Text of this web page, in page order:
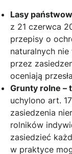
Lasy
z 21 czerwca
przepisy o
naturalnych
przez
oceniają
Grunty rolne –
uchylono art.
zasiedzenia
rolników
zasiedzieć
w praktyce